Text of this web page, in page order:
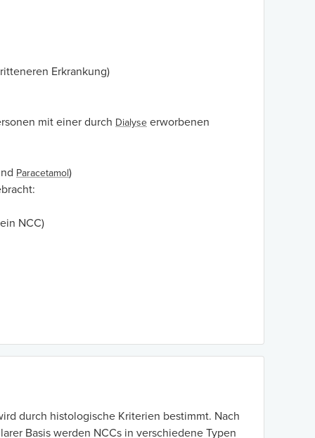
Erkrankung)
mit einer durch Dialyse erworbenen
Paracetamol)
NCC)
durch histologische Kriterien bestimmt. Nach
Basis werden NCCs in verschiedene Typen